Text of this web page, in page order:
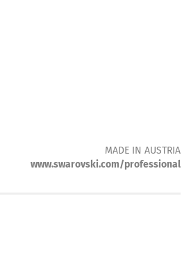
MADE IN AUSTRIA
www.swarovski.com/professional